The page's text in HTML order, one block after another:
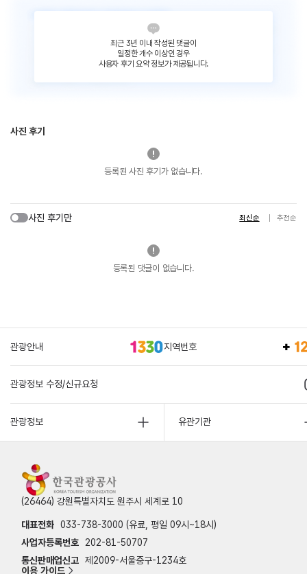
최근 3년 이내 작성된 댓글이
일정한 개수 이상인 경우
사용자 후기 요약 정보가 제공됩니다.
사진 후기
등록된 사진 후기가 없습니다.
사진 후기만 최신순 추천순
등록된 댓글이 없습니다.
관광안내 지역번호
관광정보 수정/신규요청
관광정보 유관기관
(26464) 강원특별자치도 원주시 세계로 10
대표전화 033-738-3000 (유료, 평일 09시~18시)
사업자등록번호
202-81-50707
통신판매업신고 제2009-서울중구-1234호
이용 가이드